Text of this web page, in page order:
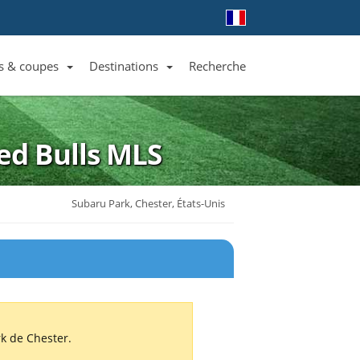
Liste des clubs et équipes
& coupes
Liste des ligues et coupes
Destinations
Toutes les destinations
Recherche
BullsMLS
Subaru Park, Chester, États-Unis
de Chester.